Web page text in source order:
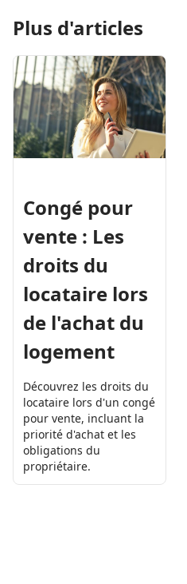
Plus d'articles
Congé pour
vente : Les
droits du
locataire lors
de l'achat du
logement
Découvrez les droits du
locataire lors d'un congé
pour vente, incluant la
priorité d'achat et les
obligations du
propriétaire.